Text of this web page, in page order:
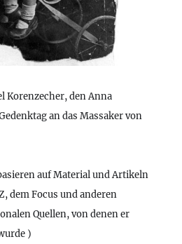
Korenzecher, den Anna
an das Massaker von
auf Material und Artikeln
dem Focus und anderen
Quellen, von denen er
)